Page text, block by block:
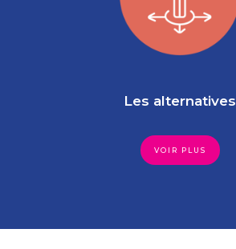
Les alternatives
VOIR PLUS